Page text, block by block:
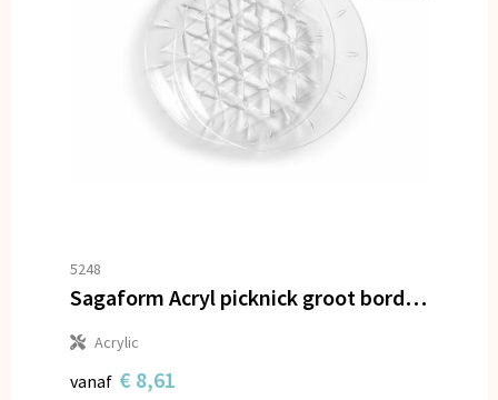
5248
Sagaform Acryl picknick groot bord set van 2 Ø26cm
Acrylic
vanaf € 8,61